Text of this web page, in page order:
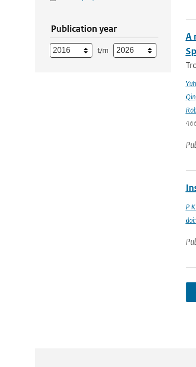
Publication year
t/m
A
Qin,
P